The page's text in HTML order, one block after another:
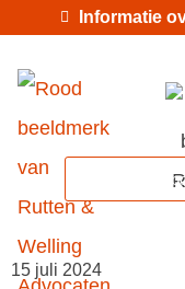
Informatie
MKB-
15 juli 2024